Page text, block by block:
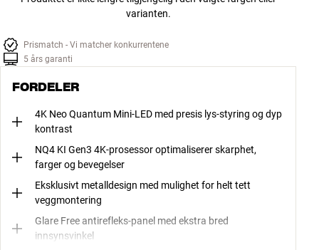
varianten.
Prismatch - Vi matcher konkurrentene
5 års garanti
FORDELER
4K Neo Quantum Mini-LED med presis lys-styring og dyp
kontrast
NQ4 KI Gen3 4K-prosessor optimaliserer skarphet,
farger og bevegelser
Eksklusivt metalldesign med mulighet for helt tett
veggmontering
Glare Free antirefleks-panel med ekstra bred
innsynsvinkel